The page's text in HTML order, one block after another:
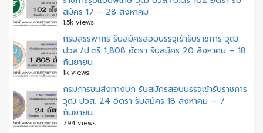
สมัคร 17 – 28 สิงหาคม
1.5k views
กรมสรรพากร รับสมัครสอบบรรจุเข้ารับราชการ วุฒิ
ปวส./ป.ตรี 1,808 อัตรา รับสมัคร 20 สิงหาคม – 18
กันยายน
1k views
กรมการขนส่งทางบก รับสมัครสอบบรรจุเข้ารับราชการ
วุฒิ ปวส. 24 อัตรา รับสมัคร 18 สิงหาคม – 7
กันยายน
794 views